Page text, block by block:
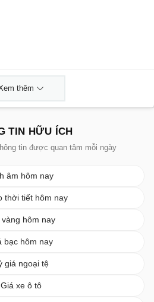
thêm
TIN HỮU ÍCH
tin được quan tâm mỗi ngày
âm hôm nay
thời tiết hôm nay
vàng hôm nay
bạc hôm nay
giá ngoại tệ
Giá xe ô tô